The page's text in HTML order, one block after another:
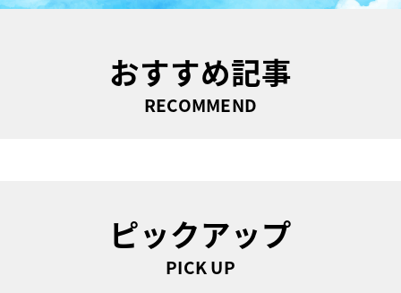
おすすめ記事
RECOMMEND
ピックアップ
PICK UP